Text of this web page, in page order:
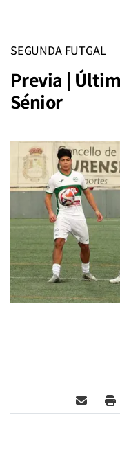
SEGUNDA FUTGAL
Previa |
Sénior